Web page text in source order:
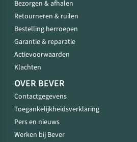
Bezorgen & afhalen
Retourneren & ruilen
Bestelling herroepen
Garantie & reparatie
Actievoorwaarden
Klachten
OVER BEVER
Contactgegevens
Toegankelijkheidsverklaring
Pers en nieuws
Werken bij Bever